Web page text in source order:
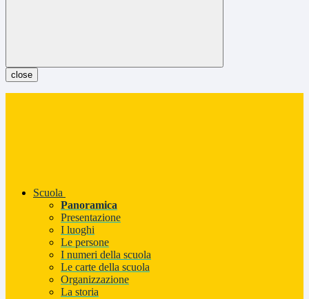
close
Scuola
Panoramica
Presentazione
I luoghi
Le persone
I numeri della scuola
Le carte della scuola
Organizzazione
La storia